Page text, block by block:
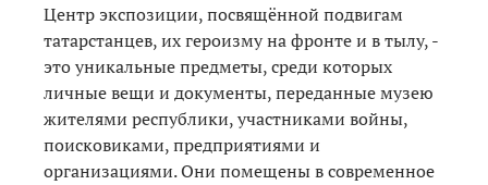
Центр экспозиции, посвящённой подвигам
татарстанцев, их героизму на фронте и в тылу, -
это уникальные предметы, среди которых
личные вещи и документы, переданные музею
жителями республики, участниками войны,
поисковиками, предприятиями и
организациями. Они помещены в современное